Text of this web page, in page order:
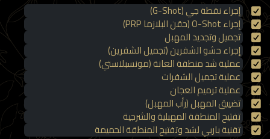
إجراء نقطة جي (G-Shot)
إجراء O-Shot (حقن البلازما PRP)
تجميل وتجديد المهبل
إجراء حشو الشفرين (تجميل الشفرين)
عملية شد منطقة العانة (مونسبلاستي)
عملية تجميل الشفرات
عملية ترميم العجان
تضييق المهبل (رأب المهبل)
تفتيح المنطقة المهبلية والشرجية
تقنية باربي لشد وتفتيح المنطقة الحميمة